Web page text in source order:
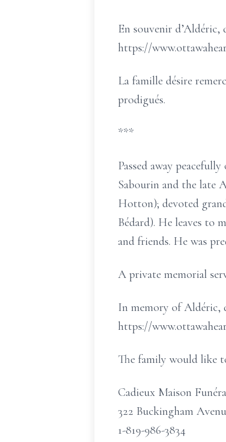
En souvenir d’Aldéric,
https://
La famille désire
prodigués.
***
Passed away
Sabourin and the late
Hotton); devoted
Bédard). He leaves to
and friends. He was
A private memorial
In memory of Aldéric,
https://
The family would like
Cadieux Maison
322 Buckingham
1-819-986-3834